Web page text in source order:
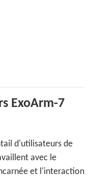
ExoArm-7
d'utilisateurs de
avec le
et l'interaction